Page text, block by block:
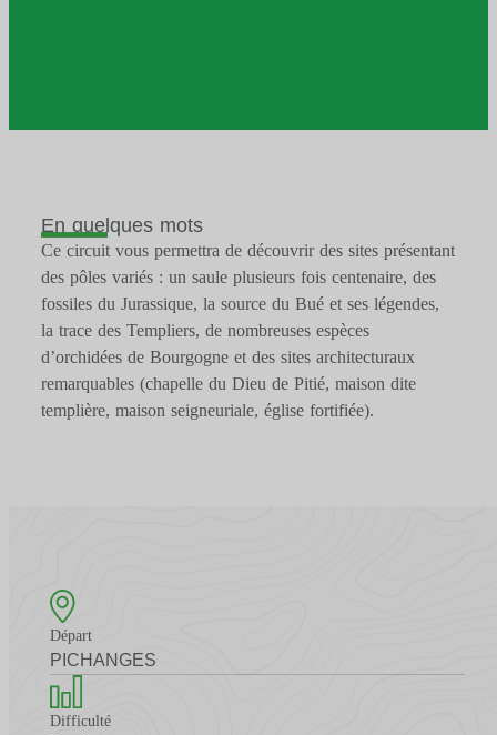
En quelques mots
Ce circuit vous permettra de découvrir des sites présentant
des pôles variés : un saule plusieurs fois centenaire, des
fossiles du Jurassique, la source du Bué et ses légendes,
la trace des Templiers, de nombreuses espèces
d’orchidées de Bourgogne et des sites architecturaux
remarquables (chapelle du Dieu de Pitié, maison dite
templière, maison seigneuriale, église fortifiée).
Départ
PICHANGES
Difficulté